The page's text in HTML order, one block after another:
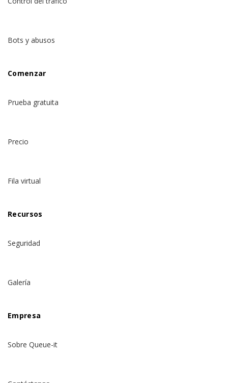
Bots y abusos
Comenzar
Prueba gratuita
Precio
Fila virtual
Recursos
Seguridad
Galería
Empresa
Sobre Queue-it